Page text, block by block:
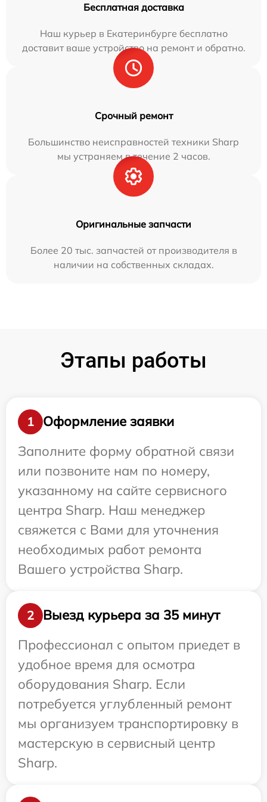
Бесплатная доставка
Наш курьер в Екатеринбурге бесплатно
доставит ваше устройство на ремонт и обратно.
Срочный ремонт
Большинство неисправностей техники Sharp
мы устраняем в течение 2 часов.
Оригинальные запчасти
Более 20 тыс. запчастей от производителя в
наличии на собственных складах.
Этапы работы
1
Оформление заявки
Заполните форму обратной связи
или позвоните нам по номеру,
указанному на сайте сервисного
центра Sharp. Наш менеджер
свяжется с Вами для уточнения
необходимых работ ремонта
Вашего устройства Sharp.
2
Выезд курьера за 35 минут
Профессионал с опытом приедет в
удобное время для осмотра
оборудования Sharp. Если
потребуется углубленный ремонт
мы организуем транспортировку в
мастерскую в сервисный центр
Sharp.